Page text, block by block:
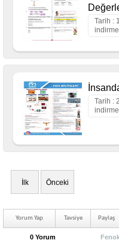
Tarih :
indirme
Tarih :
indirme
İlk Önceki
Yorum Yap Tavsiye Paylaş
0 Yorum